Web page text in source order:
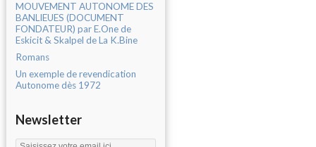
MOUVEMENT AUTONOME DES
BANLIEUES (DOCUMENT
FONDATEUR) par E.One de
Eskicit & Skalpel de La K.Bine
Romans
Un exemple de revendication
Autonome dès 1972
Newsletter